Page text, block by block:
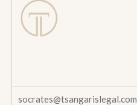
socrates@tsangarislegal.com